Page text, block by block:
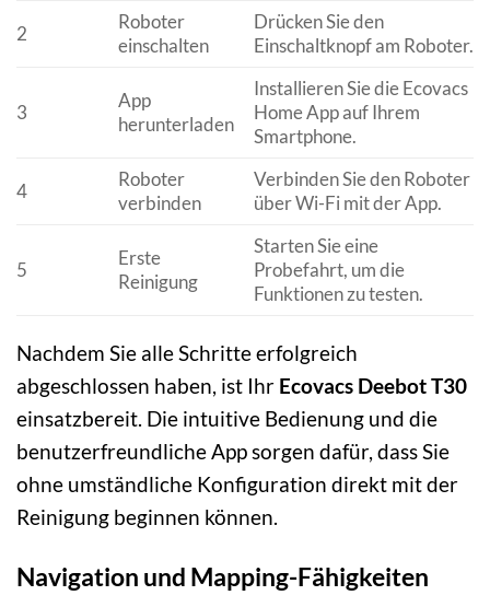
2
Roboter
einschalten
Drücken Sie den
Einschaltknopf am Roboter.
3
App
herunterladen
Installieren Sie die Ecovacs
Home App auf Ihrem
Smartphone.
4
Roboter
verbinden
Verbinden Sie den Roboter
über Wi-Fi mit der App.
5
Erste
Reinigung
Starten Sie eine
Probefahrt, um die
Funktionen zu testen.
Nachdem Sie alle Schritte erfolgreich
abgeschlossen haben, ist Ihr Ecovacs Deebot T30
einsatzbereit. Die intuitive Bedienung und die
benutzerfreundliche App sorgen dafür, dass Sie
ohne umständliche Konfiguration direkt mit der
Reinigung beginnen können.
Navigation und Mapping-Fähigkeiten